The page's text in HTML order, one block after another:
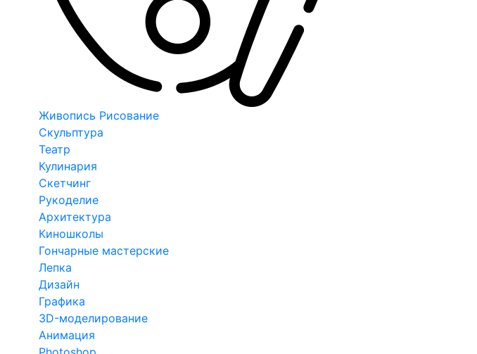
Живопись Рисование
Скульптура
Театр
Кулинария
Скетчинг
Рукоделие
Архитектура
Киношколы
Гончарные мастерские
Лепка
Дизайн
Графика
3D-моделирование
Анимация